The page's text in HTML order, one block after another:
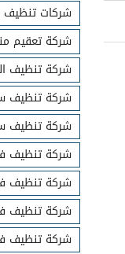
شركات تنظيف
شركة تعقيم
شركة تنظيف
شركة تنظيف
شركة تنظيف
شركة تنظيف
شركة تنظيف
شركة تنظيف
شركة تنظيف